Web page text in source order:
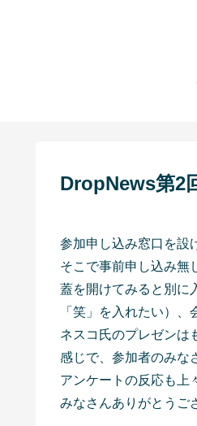
DropNews第2
参加申し込み窓口を設
そこで事前申し込み無
蓋を開けてみると別に
「笑」を入れたい）
ネスコ氏のプレゼンは
感じで、参加者のみな
アンケートの反応も上
みなさんありがとうご